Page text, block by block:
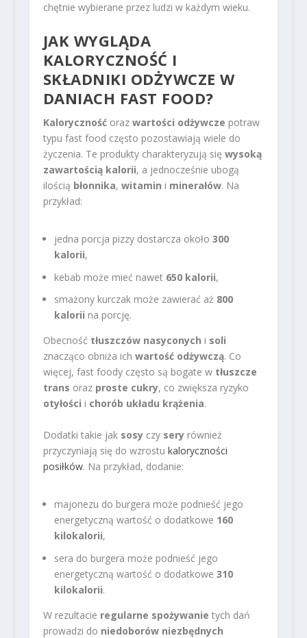
chętnie wybierane przez ludzi w każdym wieku.
JAK WYGLĄDA
KALORYCZNOŚĆ I
SKŁADNIKI ODŻYWCZE W
DANIACH FAST FOOD?
Kalorycznośćoraz wartości odżywcze potraw
typu fast food często pozostawiają wiele do
życzenia. Te produkty charakteryzują się wysoką
zawartością kalorii, a jednocześnie ubogą
ilością błonnika, witamin i minerałów. Na
przykład:
jedna porcja pizzy dostarcza około 300
kalorii,
kebab może mieć nawet 650 kalorii,
smażony kurczak może zawierać aż 800
kalorii na porcję.
Obecność tłuszczów nasyconych i soli
znacząco obniża ich wartość odżywczą. Co
więcej, fast foody często są bogate w tłuszcze
trans oraz proste cukry, co zwiększa ryzyko
otyłości i chorób układu krążenia.
Dodatki takie jak sosyczy seryrównież
przyczyniają się do wzrostu kaloryczności
posiłków. Na przykład, dodanie:
majonezu do burgera może podnieść jego
energetyczną wartość o dodatkowe 160
kilokalorii,
sera do burgera może podnieść jego
energetyczną wartość o dodatkowe 310
kilokalorii.
W rezultacie regularne spożywanie tych dań
prowadzi do niedoborów niezbędnych